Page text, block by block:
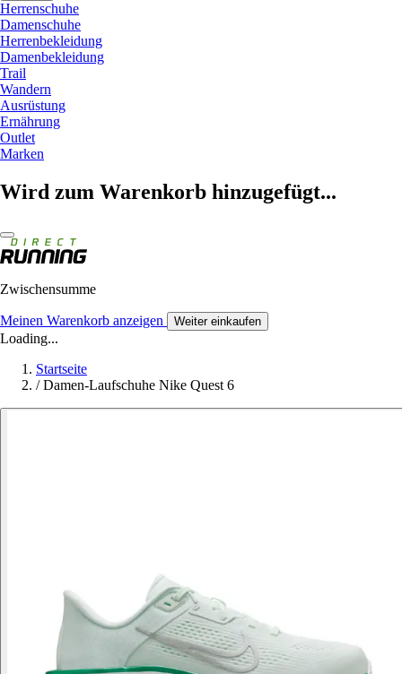
Herrenschuhe
Damenschuhe
Herrenbekleidung
Damenbekleidung
Trail
Wandern
Ausrüstung
Ernährung
Outlet
Marken
Wird zum Warenkorb hinzugefügt...
Zwischensumme
Meinen Warenkorb anzeigen Weiter einkaufen
Loading...
Startseite
/ Damen-Laufschuhe Nike Quest 6